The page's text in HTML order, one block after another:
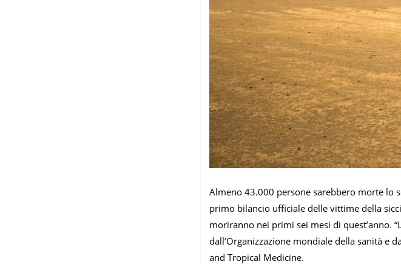
Almeno 43.000 persone sarebbero morte lo
primo bilancio ufficiale delle vittime della
moriranno nei primi sei mesi di quest’anno.
dall’Organizzazione mondiale della sanità e
and Tropical Medicine.